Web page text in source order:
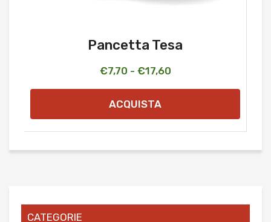
Pancetta Tesa
€7,70 - €17,60Fascia
di
ACQUISTA
CATEGORIE